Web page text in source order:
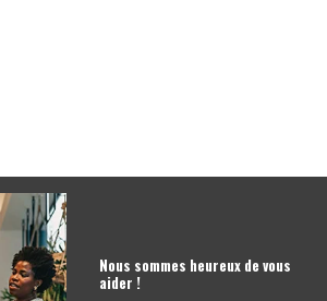
Nous sommes heureux de vous
aider !